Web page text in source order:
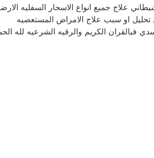
علاج جميع انواع الاسحار السفليه
تحليل او سبب علاج الامراض المستعصيه
فبالقران الكريم والرقيه الشرعيه لله